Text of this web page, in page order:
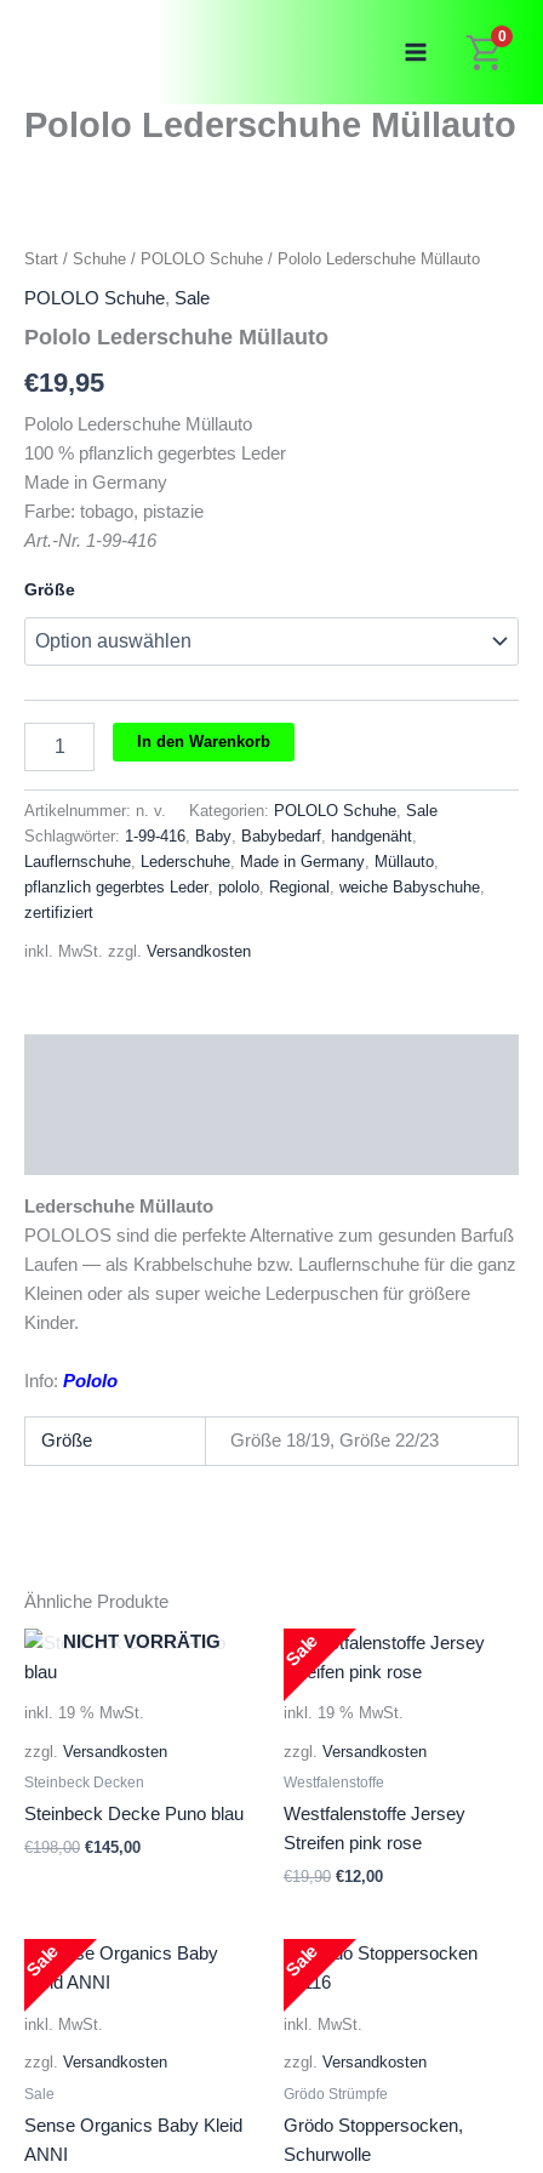
0
Pololo Lederschuhe Müllauto
Start / Schuhe / POLOLO Schuhe / Pololo Lederschuhe Müllauto
POLOLO Schuhe, Sale
Pololo Lederschuhe Müllauto
€19,95
Pololo Lederschuhe Müllauto
100 % pflanzlich gegerbtes Leder
Made in Germany
Farbe: tobago, pistazie
Art.-Nr. 1-99-416
Größe
Lederschuhe
Menge
In den Warenkorb
Artikelnummer: n. v. Kategorien: POLOLO Schuhe, Sale
Schlagwörter: 1-99-416, Baby, Babybedarf, handgenäht,
Lauflernschuhe, Lederschuhe, Made in Germany, Müllauto,
pflanzlich gegerbtes Leder, pololo, Regional , weiche Babyschuhe,
zertifiziert
inkl. MwSt. zzgl. Versandkosten
Lederschuhe Müllauto
POLOLOS sind die perfekte Alternative zum gesunden Barfuß
Laufen — als Krabbelschuhe bzw. Lauflernschuhe für die ganz
Kleinen oder als super weiche Lederpuschen für größere
Kinder.
Info: Pololo
Größe Größe 18/19, Größe 22/23
Ähnliche Produkte
NICHT VORRÄTIG
inkl. 19 % MwSt.
zzgl. Versandkosten
Steinbeck Decken
Steinbeck Decke Puno blau
€198,00 Ursprünglicher
€145,00Aktueller
inkl. 19 % MwSt.
zzgl. Versandkosten
Westfalenstoffe
Westfalenstoffe Jersey
Streifen pink rose
€19,90 Ursprünglicher
€19,90
€12,00Aktueller
Sale
inkl. MwSt.
zzgl. Versandkosten
Sale
Sense Organics Baby Kleid
ANNI
Sale
inkl. MwSt.
zzgl. Versandkosten
Grödo Strümpfe
Grödo Stoppersocken,
Schurwolle
Sale